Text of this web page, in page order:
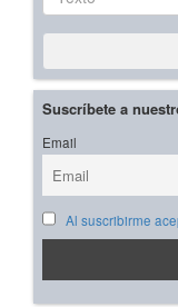
Suscríbete a
Email
Al suscribirme